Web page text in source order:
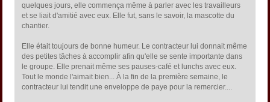
quelques jours, elle commença même à parler avec les travailleurs
et se liait d'amitié avec eux. Elle fut, sans le savoir, la mascotte du
chantier.
Elle était toujours de bonne humeur. Le contracteur lui donnait même
des petites tâches à accomplir afin qu'elle se sente importante dans
le groupe. Elle prenait même ses pauses-café et lunchs avec eux.
Tout le monde l'aimait bien... À la fin de la première semaine, le
contracteur lui tendit une enveloppe de paye pour la remercier....